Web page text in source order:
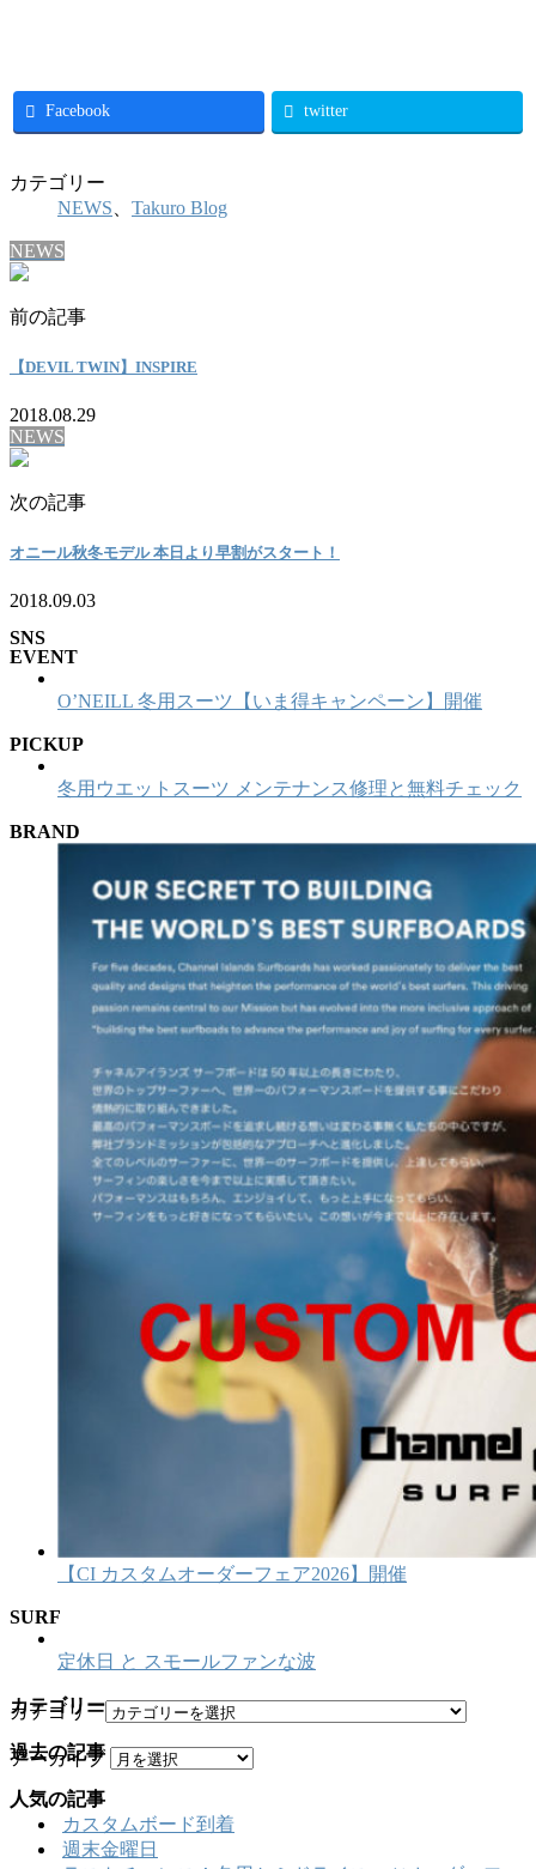
Facebook twitter
カテゴリー
NEWS
Takuro Blog
NEWS
前の記事
【DEVIL TWIN】INSPIRE
2018.08.29
NEWS
次の記事
オニール秋冬モデル 本日より早割がスタート！
2018.09.03
SNS
EVENT
O’NEILL 冬用スーツ【いま得キャンペーン】開催
PICKUP
冬用ウエットスーツ メンテナンス修理と無料チェック
BRAND
【CI カスタムオーダーフェア2026】開催
SURF
定休日 と スモールファンな波
カテゴリー
カテゴリー
過去の記事
アーカイブ
人気の記事
カスタムボード到着
週末金曜日